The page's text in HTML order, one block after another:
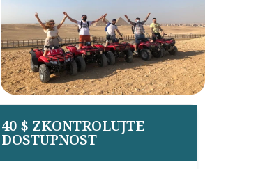
40 $ ZKONTROLUJTE
DOSTUPNOST